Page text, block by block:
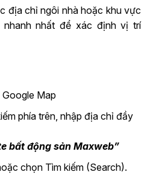
địa chỉ ngôi nhà hoặc khu vực
nhất để xác định vị trí
Map
phía trên, nhập địa chỉ đầy
động sản Maxweb”
chọn Tìm kiếm (Search).